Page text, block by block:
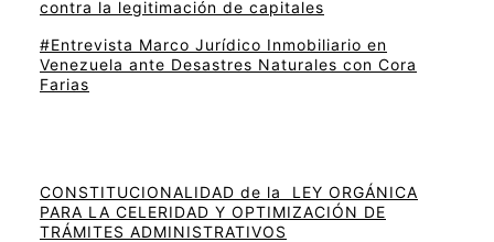
contra la legitimación de capitales
#Entrevista Marco Jurídico Inmobiliario en
Venezuela ante Desastres Naturales con Cora
Farias
CONSTITUCIONALIDAD de la LEY ORGÁNICA
PARA LA CELERIDAD Y OPTIMIZACIÓN DE
TRÁMITES ADMINISTRATIVOS